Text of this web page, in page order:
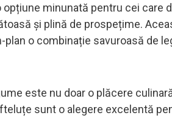
minunată pentru cei care
și plină de prospețime.
o combinație savuroasă de
este nu doar o plăcere
sunt o alegere excelentă